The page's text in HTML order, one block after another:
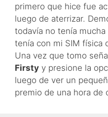
primero que hice fue
luego de aterrizar.
todavía no tenía
tenía con mi SIM física
Una vez que tomo
Firsty y presione la
luego de ver un
premio de una hora de